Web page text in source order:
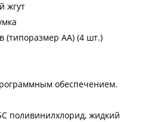
жгут
(типоразмер АА) (4 шт.)
обеспечением.
поливинилхлорид, жидкий